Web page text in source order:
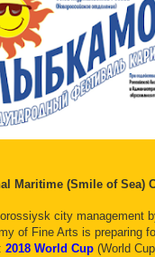
Maritime (Smile of Sea)
city management
of Fine Arts is preparing
2018 World Cup (World